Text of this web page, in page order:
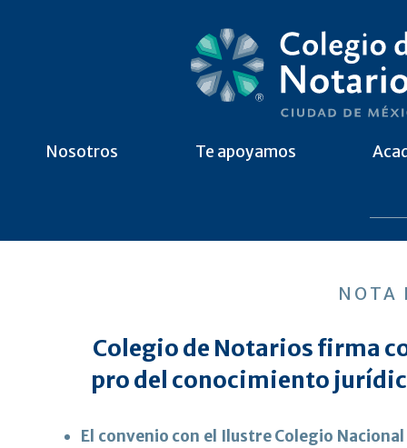
Nosotros Te apoyamos
NOTA
Colegio de Notarios firma
pro del conocimiento
El convenio con el Ilustre Colegio